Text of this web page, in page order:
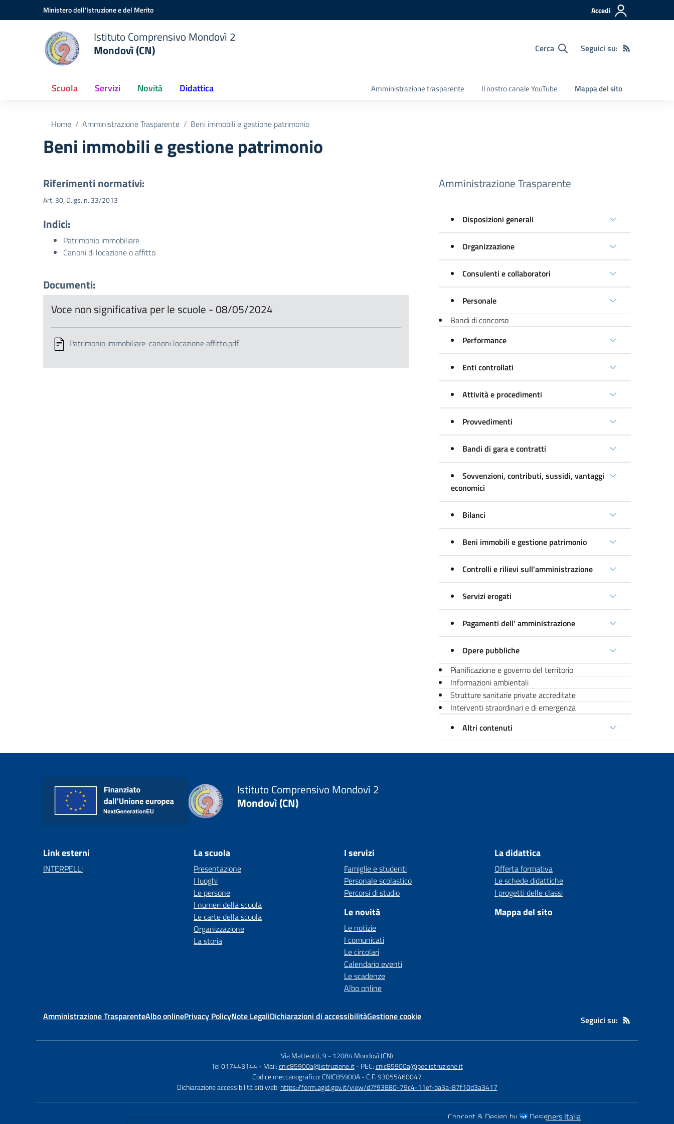
Vai ai contenuti
Vai al menu di navigazioneMinistero dell'Istruzione e del Merito Accedi
Istituto Comprensivo Mondovì 2
Mondovì (CN)
Cerca Seguici su:
Scuola Servizi Novità Didattica Amministrazione trasparente Il nostro canale YouTube Mappa del sito
Home Amministrazione Trasparente Beni immobili e gestione patrimonio
Beni immobili e gestione patrimonio
Riferimenti normativi:
Art. 30, D.lgs. n. 33/2013
Indici:
Patrimonio immobiliare
Canoni di locazione o affitto
Documenti:
Voce non significativa per le scuole - 08/05/2024
Patrimonio immobiliare-canoni locazione affitto.pdf
Amministrazione Trasparente
Disposizioni generali
Organizzazione
Consulenti e collaboratori
Personale
Bandi di concorso
Performance
Enti controllati
Attività e procedimenti
Provvedimenti
Bandi di gara e contratti
Sovvenzioni, contributi, sussidi, vantaggi
economici
Bilanci
Beni immobili e gestione patrimonio
Controlli e rilievi sull'amministrazione
Servizi erogati
Pagamenti dell' amministrazione
Opere pubbliche
Pianificazione e governo del territorio
Informazioni ambientali
Strutture sanitarie private accreditate
Interventi straordinari e di emergenza
Altri contenuti
Istituto Comprensivo Mondovì 2
Mondovì (CN)
Link esterni
INTERPELLi
La scuola
Presentazione
I luoghi
Le persone
I numeri della scuola
Le carte della scuola
Organizzazione
La storia
I servizi
Famiglie e studenti
Personale scolastico
Percorsi di studio
Le novità
Le notizie
I comunicati
Le circolari
Calendario eventi
Le scadenze
Albo online
La didattica
Offerta formativa
Le schede didattiche
I progetti delle classi
Mappa del sito
Amministrazione TrasparenteAlbo onlinePrivacy PolicyNote LegaliDichiarazioni di accessibilitàGestione cookie Seguici su:
Via Matteotti, 9 -12084 Mondovì (CN)
Tel 017443144 - Mail:cnic85900a@istruzione.it - PEC:cnic85900a@pec.istruzione.it
Codice meccanografico: CNIC85900A- C.F. 93055460047
Dichiarazione accessibilità siti web: https://form.agid.gov.it/view/d7f93880-79c4-11ef-ba3a-87f10d3a3417
Concept & Design by
Designers Italia